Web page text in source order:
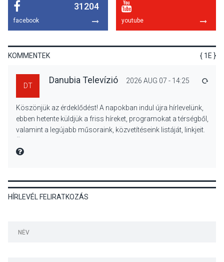
TERMÉSZETI KÖRNYEZET
Mi a pszichológia, és miért
van rá szükségünk? –
Beszélgetés a Kacsakő
KULTÚRA 2026 AUG 06
Különleges csillagles lesz
31204
facebook youtube
KOMMENTEK { 1E }
DT
Danubia Televízió 2026 AUG 07 - 14:25
Köszönjük az érdeklődést! A napokban indul újra hírlevelünk,
ebben hetente küldjük a friss híreket, programokat a térségből,
valamint a legújabb műsoraink, közvetítéseink listáját, linkjeit.
MIRE MONDTA
HÍRLEVÉL FELIRATKOZÁS